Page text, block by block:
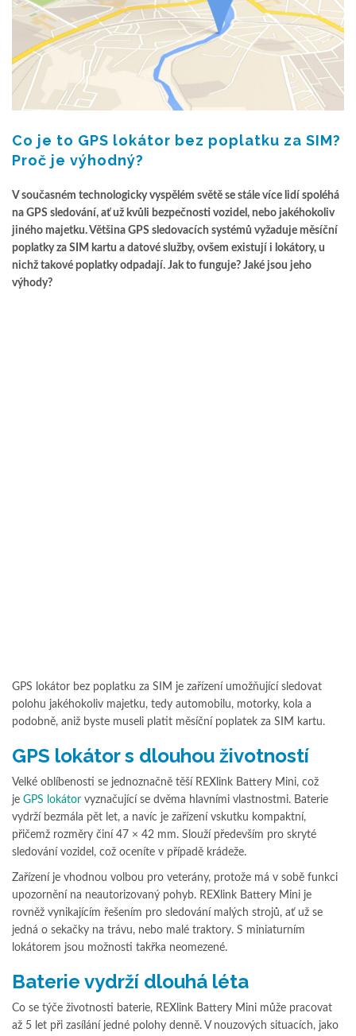
Co je to GPS lokátor bez poplatku za SIM?
Proč je výhodný?
V současném technologicky vyspělém světě se stále více lidí spoléhá
na GPS sledování, ať už kvůli bezpečnosti vozidel, nebo jakéhokoliv
jiného majetku. Většina GPS sledovacích systémů vyžaduje měsíční
poplatky za SIM kartu a datové služby, ovšem existují i lokátory, u
nichž takové poplatky odpadají. Jak to funguje? Jaké jsou jeho
výhody?
GPS lokátor bez poplatku za SIM je zařízení umožňující sledovat
polohu jakéhokoliv majetku, tedy automobilu, motorky, kola a
podobně, aniž byste museli platit měsíční poplatek za SIM kartu.
GPS lokátor s dlouhou životností
Velké oblíbenosti se jednoznačně těší REXlink Battery Mini, což
je GPS lokátor vyznačující se dvěma hlavními vlastnostmi. Baterie
vydrží bezmála pět let, a navíc je zařízení vskutku kompaktní,
přičemž rozměry činí 47 × 42 mm. Slouží především pro skryté
sledování vozidel, což oceníte v případě krádeže.
Zařízení je vhodnou volbou pro veterány, protože má v sobě funkci
upozornění na neautorizovaný pohyb. REXlink Battery Mini je
rovněž vynikajícím řešením pro sledování malých strojů, ať už se
jedná o sekačky na trávu, nebo malé traktory. S miniaturním
lokátorem jsou možnosti takřka neomezené.
Baterie vydrží dlouhá léta
Co se týče životnosti baterie, REXlink Battery Mini může pracovat
až 5 let při zasílání jedné polohy denně. V nouzových situacích, jako